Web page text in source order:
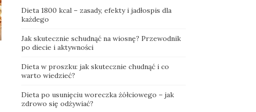
Dieta 1800 kcal – zasady, efekty i jadłospis dla
każdego
Jak skutecznie schudnąć na wiosnę? Przewodnik
po diecie i aktywności
Dieta w proszku: jak skutecznie chudnąć i co
warto wiedzieć?
Dieta po usunięciu woreczka żółciowego – jak
zdrowo się odżywiać?